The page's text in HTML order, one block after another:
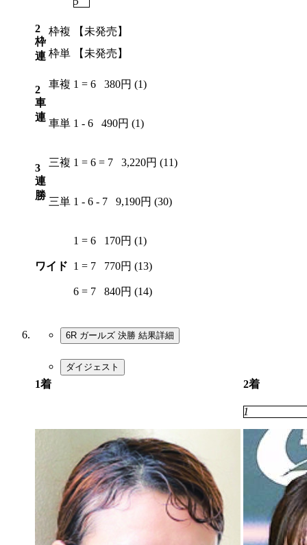
2
枠
連
枠複
【未発売】
枠単
【未発売】
2
車
連
車複 1 = 6 380円 (1)
車単 1 - 6 490円 (1)
3
連
勝
三複 1 = 6 = 7 3,220円 (11)
三単 1 - 6 - 7 9,190円 (30)
ワイド
1 = 6 170円 (1)
1 = 7 770円 (13)
6 = 7 840円 (14)
6R ガールズ 決勝 結果詳細
ダイジェスト
1着 2着
1